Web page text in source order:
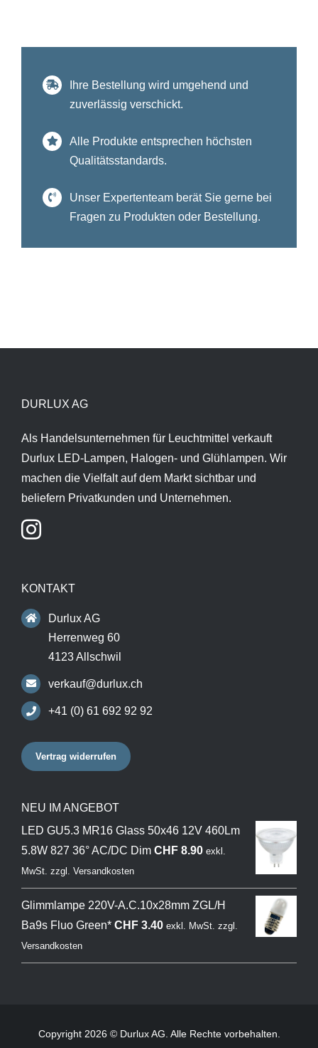
Ihre Bestellung wird umgehend und
zuverlässig verschickt.
Alle Produkte entsprechen höchsten
Qualitätsstandards.
Unser Expertenteam berät Sie gerne bei
Fragen zu Produkten oder Bestellung.
DURLUX AG
Als Handelsunternehmen für Leuchtmittel verkauft
Durlux LED-Lampen, Halogen- und Glühlampen. Wir
machen die Vielfalt auf dem Markt sichtbar und
beliefern Privatkunden und Unternehmen.
KONTAKT
Durlux AG
Herrenweg 60
4123 Allschwil
verkauf@durlux.ch
+41 (0) 61 692 92 92
Vertrag widerrufen
NEU IM ANGEBOT
LED GU5.3 MR16 Glass 50x46 12V 460Lm
5.8W 827 36° AC/DC Dim CHF8.90 exkl.
MwSt. zzgl. Versandkosten
Glimmlampe 220V-A.C.10x28mm ZGL/H
Ba9s Fluo Green* CHF3.40 exkl. MwSt. zzgl.
Versandkosten
Copyright 2026 © Durlux AG. Alle Rechte vorbehalten.